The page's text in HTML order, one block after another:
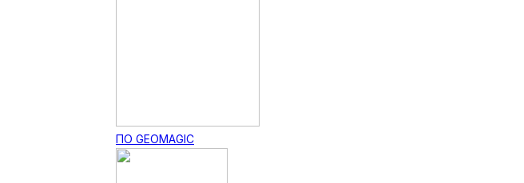
ПО GEOMAGIC